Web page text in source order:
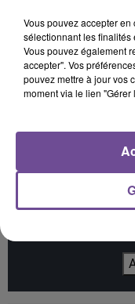
MILEY CYRUS
Dream As One (from
Avatar Fire And Ash)
Cet élément est
dépôt de
souhaitez
Vous pouvez accepter en
sélectionnant les finalités
Vous pouvez également
accepter". Vos
pouvez mettre à jour vos
moment via le lien